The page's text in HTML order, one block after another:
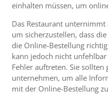
einhalten müssen, um
Das Restaurant
um sicherzustellen, dass
die Online-Bestellung
kann jedoch nicht
Fehler auftreten. Sie sollten
unternehmen, um alle
mit der Online-Bestellung